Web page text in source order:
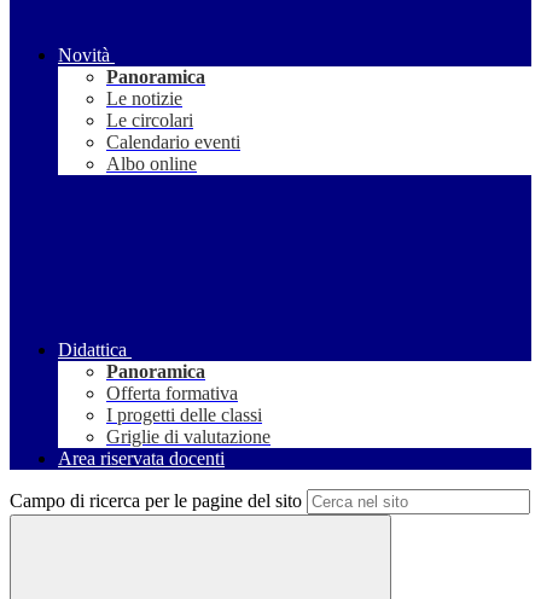
Novità
Panoramica
Le notizie
Le circolari
Calendario eventi
Albo online
Didattica
Panoramica
Offerta formativa
I progetti delle classi
Griglie di valutazione
Area riservata docenti
Campo di ricerca per le pagine del sito